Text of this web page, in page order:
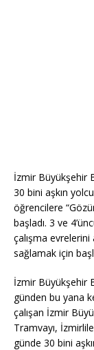
İzmir Büyükşehir
30 bini aşkın
öğrencilere
başladı. 3 ve
çalışma
sağlamak için
İzmir Büyükşehir
günden bu yana
çalışan İzmir
Tramvayı,
günde 30 bini